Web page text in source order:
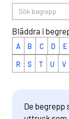
Bläddra i
A B C D E
R S T U V
De begrepp